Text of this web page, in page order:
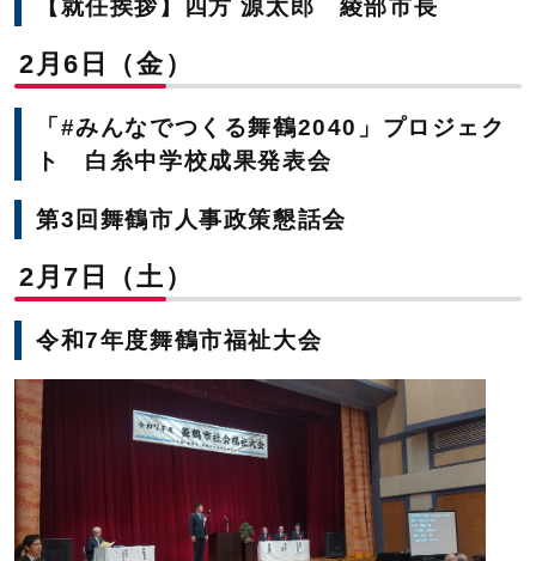
【就任挨拶】四方 源太郎 綾部市長
2月6日（金）
「#みんなでつくる舞鶴2040」プロジェク
ト 白糸中学校成果発表会
第3回舞鶴市人事政策懇話会
2月7日（土）
令和7年度舞鶴市福祉大会